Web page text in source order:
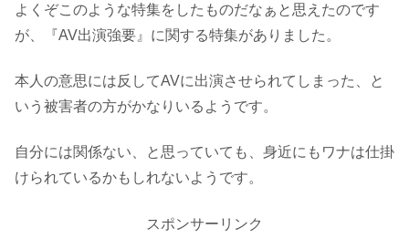
よくぞこのような特集をしたものだなぁと思えたのです
が、『AV出演強要』に関する特集がありました。
本人の意思には反してAVに出演させられてしまった、と
いう被害者の方がかなりいるようです。
自分には関係ない、と思っていても、身近にもワナは仕掛
けられているかもしれないようです。
スポンサーリンク